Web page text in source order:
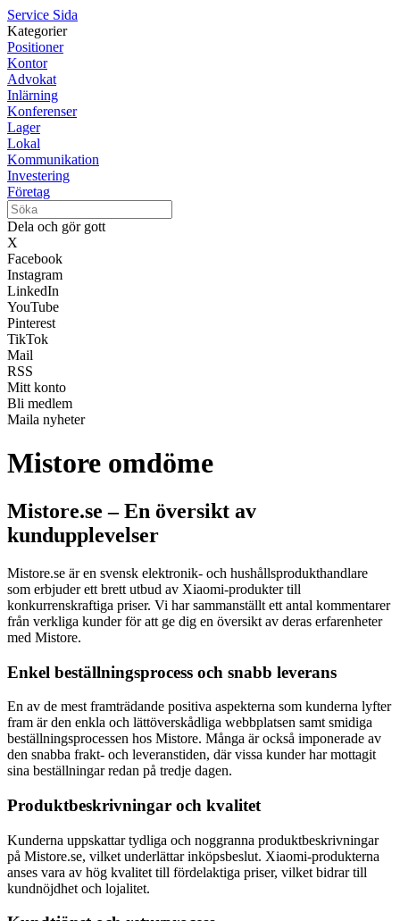
Service Sida
Kategorier
Positioner
Kontor
Advokat
Inlärning
Konferenser
Lager
Lokal
Kommunikation
Investering
Företag
Dela och gör gott
X
Facebook
Instagram
LinkedIn
YouTube
Pinterest
TikTok
Mail
RSS
Mitt konto
Bli medlem
Maila nyheter
Mistore omdöme
Mistore.se – En översikt av
kundupplevelser
Mistore.se är en svensk elektronik- och hushållsprodukthandlare
som erbjuder ett brett utbud av Xiaomi-produkter till
konkurrenskraftiga priser. Vi har sammanställt ett antal kommentarer
från verkliga kunder för att ge dig en översikt av deras erfarenheter
med Mistore.
Enkel beställningsprocess och snabb leverans
En av de mest framträdande positiva aspekterna som kunderna lyfter
fram är den enkla och lättöverskådliga webbplatsen samt smidiga
beställningsprocessen hos Mistore. Många är också imponerade av
den snabba frakt- och leveranstiden, där vissa kunder har mottagit
sina beställningar redan på tredje dagen.
Produktbeskrivningar och kvalitet
Kunderna uppskattar tydliga och noggranna produktbeskrivningar
på Mistore.se, vilket underlättar inköpsbeslut. Xiaomi-produkterna
anses vara av hög kvalitet till fördelaktiga priser, vilket bidrar till
kundnöjdhet och lojalitet.